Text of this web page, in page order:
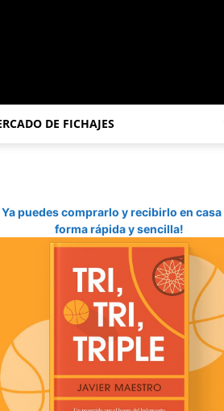
DE FICHAJES
Ya puedes comprarlo y recibirlo en casa
forma rápida y sencilla!